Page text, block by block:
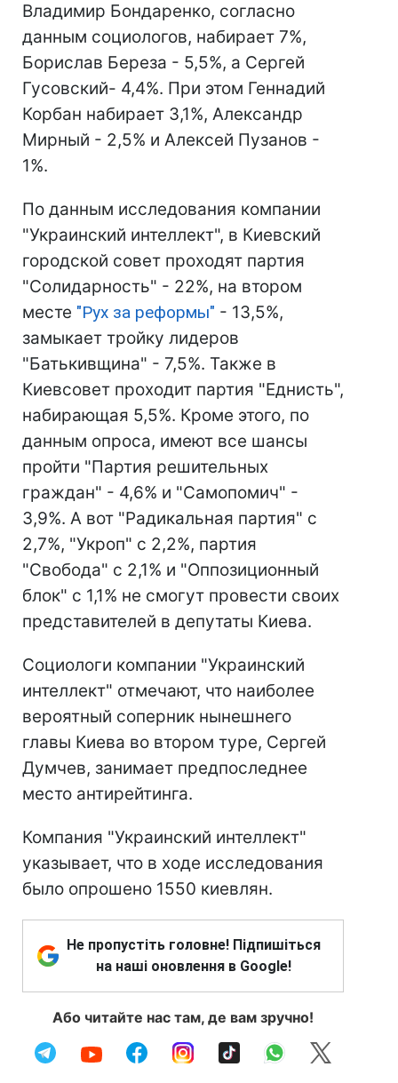
Владимир Бондаренко, согласно
данным социологов, набирает 7%,
Борислав Береза - 5,5%, а Сергей
Гусовский- 4,4%. При этом Геннадий
Корбан набирает 3,1%, Александр
Мирный - 2,5% и Алексей Пузанов -
1%.
По данным исследования компании
"Украинский интеллект", в Киевский
городской совет проходят партия
"Солидарность" - 22%, на втором
месте "Рух за реформы" - 13,5%,
замыкает тройку лидеров
"Батькивщина" - 7,5%. Также в
Киевсовет проходит партия "Еднисть",
набирающая 5,5%. Кроме этого, по
данным опроса, имеют все шансы
пройти "Партия решительных
граждан" - 4,6% и "Самопомич" -
3,9%. А вот "Радикальная партия" с
2,7%, "Укроп" с 2,2%, партия
"Свобода" с 2,1% и "Оппозиционный
блок" с 1,1% не смогут провести своих
представителей в депутаты Киева.
Социологи компании "Украинский
интеллект" отмечают, что наиболее
вероятный соперник нынешнего
главы Киева во втором туре, Сергей
Думчев, занимает предпоследнее
место антирейтинга.
Компания "Украинский интеллект"
указывает, что в ходе исследования
было опрошено 1550 киевлян.
Не пропустіть головне! Підпишіться
на наші оновлення в Google!
Або читайте нас там, де вам зручно!